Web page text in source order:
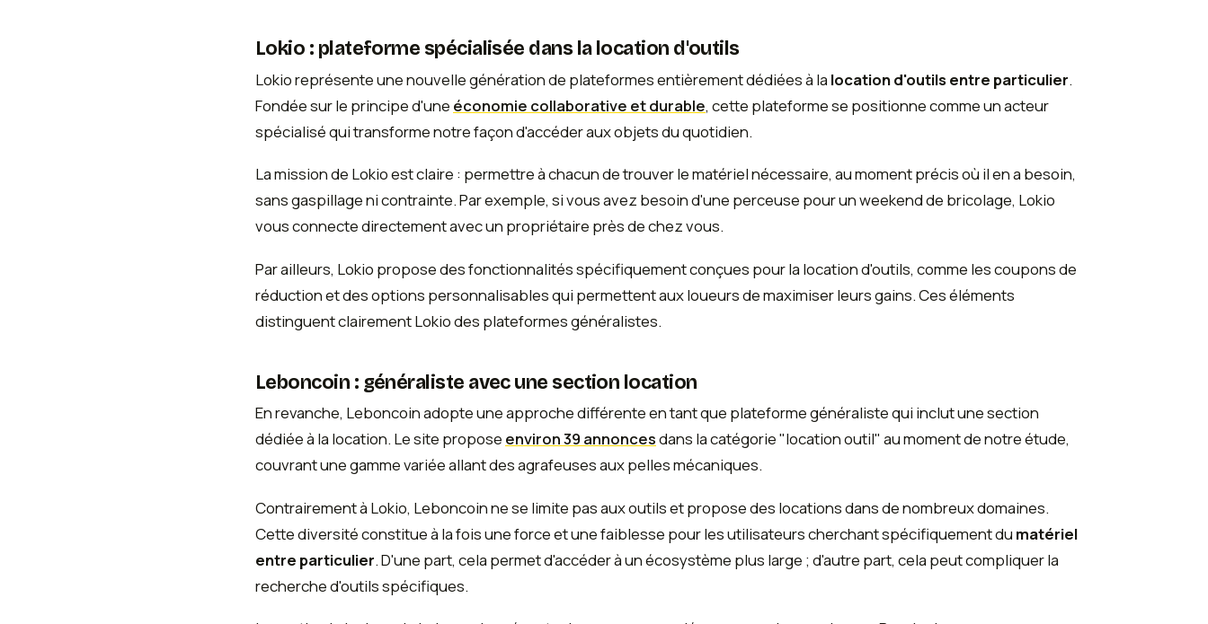
Lokio : plateforme spécialisée dans la location d'outils
Lokio représente une nouvelle génération de plateformes entièrement dédiées à la location d'outils entre particulier.
Fondée sur le principe d'une économie collaborative et durable, cette plateforme se positionne comme un acteur
spécialisé qui transforme notre façon d'accéder aux objets du quotidien.
La mission de Lokio est claire : permettre à chacun de trouver le matériel nécessaire, au moment précis où il en a besoin,
sans gaspillage ni contrainte. Par exemple, si vous avez besoin d'une perceuse pour un weekend de bricolage, Lokio
vous connecte directement avec un propriétaire près de chez vous.
Par ailleurs, Lokio propose des fonctionnalités spécifiquement conçues pour la location d'outils, comme les coupons de
réduction et des options personnalisables qui permettent aux loueurs de maximiser leurs gains. Ces éléments
distinguent clairement Lokio des plateformes généralistes.
Leboncoin : généraliste avec une section location
En revanche, Leboncoin adopte une approche différente en tant que plateforme généraliste qui inclut une section
dédiée à la location. Le site propose environ 39 annoncesdans la catégorie "location outil" au moment de notre étude,
couvrant une gamme variée allant des agrafeuses aux pelles mécaniques.
Contrairement à Lokio, Leboncoin ne se limite pas aux outils et propose des locations dans de nombreux domaines.
Cette diversité constitue à la fois une force et une faiblesse pour les utilisateurs cherchant spécifiquement du matériel
entre particulier. D'une part, cela permet d'accéder à un écosystème plus large ; d'autre part, cela peut compliquer la
recherche d'outils spécifiques.